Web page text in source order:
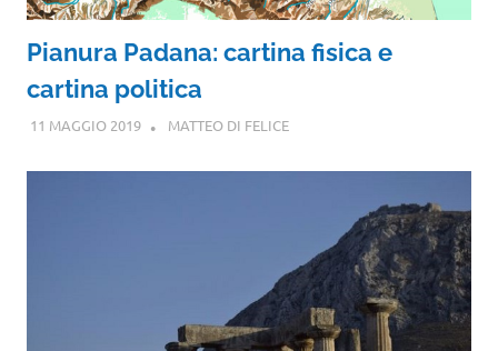
Pianura Padana: cartina fisica e
cartina politica
11 MAGGIO 2019 MATTEO DI FELICE